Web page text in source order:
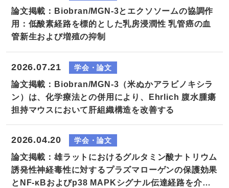
論文掲載：Biobran/MGN-3とエクソソームの協調作
用：低酸素経路を標的とした乳房浸潤性 乳管癌の血
管新生および増殖の抑制
2026.07.21 学会・論文
論文掲載：Biobran/MGN-3（米ぬかアラビノキシラ
ン）は、化学療法との併用により、Ehrlich 腹水腫瘍
担持マウスにおいて肝組織構造を改善する
2026.04.20 学会・論文
論文掲載：雄ラットにおけるグルタミン酸ナトリウム
誘発性神経毒性に対するプラズマローゲンの保護効果
とNF-κBおよびp38 MAPKシグナル伝達経路を介し